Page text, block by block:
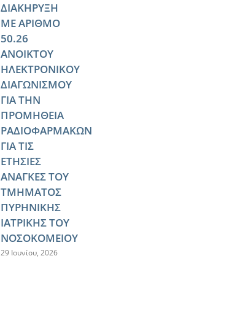
ΔΙΑΚΗΡΥΞΗ
ΜΕ ΑΡΙΘΜΟ
50.26
ΑΝΟΙΚΤΟΥ
ΗΛΕΚΤΡΟΝΙΚΟΥ
ΔΙΑΓΩΝΙΣΜΟΥ
ΓΙΑ ΤΗΝ
ΠΡΟΜΗΘΕΙΑ
ΡΑΔΙΟΦΑΡΜΑΚΩΝ
ΓΙΑ ΤΙΣ
ΕΤΗΣΙΕΣ
ΑΝΑΓΚΕΣ ΤΟΥ
ΤΜΗΜΑΤΟΣ
ΠΥΡΗΝΙΚΗΣ
ΙΑΤΡΙΚΗΣ ΤΟΥ
ΝΟΣΟΚΟΜΕΙΟΥ
29 Ιουνίου, 2026